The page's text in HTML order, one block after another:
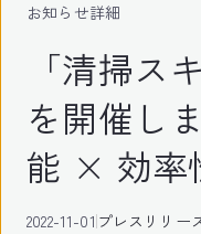
お知らせ詳細
「清掃ス
を開催し
能 × 効
2022-11-01プレスリリー